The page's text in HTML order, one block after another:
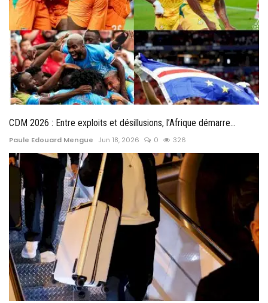
CDM 2026 : Entre exploits et désillusions, l’Afrique démarre...
Paule Edouard Mengue Jun 18, 2026 0 326